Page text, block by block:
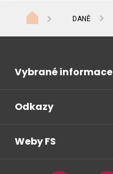
DANĚ
Vybrané informace
Odkazy
Weby FS